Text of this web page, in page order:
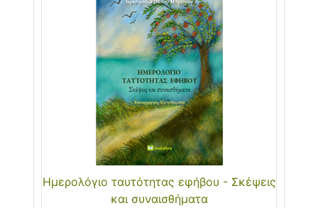
Ημερολόγιο ταυτότητας εφήβου - Σκέψεις
και συναισθήματα